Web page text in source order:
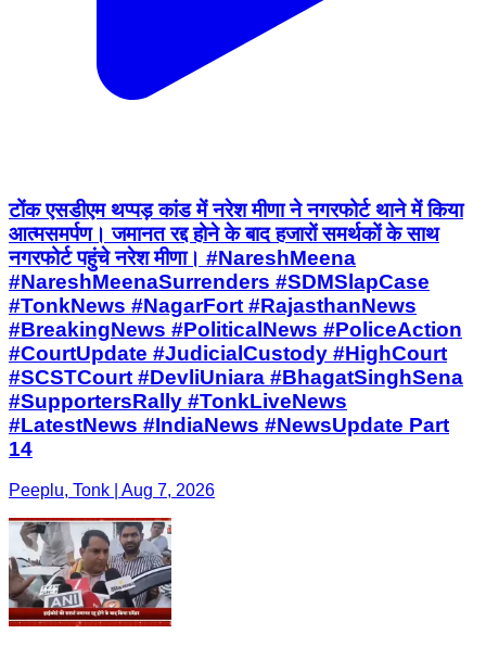
टोंक एसडीएम थप्पड़ कांड में नरेश मीणा ने नगरफोर्ट थाने में किया
आत्मसमर्पण। जमानत रद्द होने के बाद हजारों समर्थकों के साथ
नगरफोर्ट पहुंचे नरेश मीणा। #NareshMeena
#NareshMeenaSurrenders #SDMSlapCase
#TonkNews #NagarFort #RajasthanNews
#BreakingNews #PoliticalNews #PoliceAction
#CourtUpdate #JudicialCustody #HighCourt
#SCSTCourt #DevliUniara #BhagatSinghSena
#SupportersRally #TonkLiveNews
#LatestNews #IndiaNews #NewsUpdate Part
14
Peeplu, Tonk | Aug 7, 2026